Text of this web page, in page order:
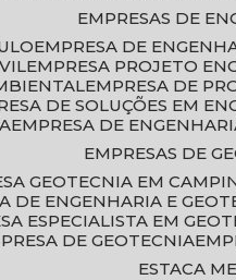
EMPRESAS DE
EMPRESA DE
EMPRESA PROJETO
EMPRESA DE
DE SOLUÇÕES EM
EMPRESA DE
EMPRESAS DE
GEOTECNIA EM
DE ENGENHARIA E
ESPECIALISTA EM
DE GEOTECNIA
ESTACA